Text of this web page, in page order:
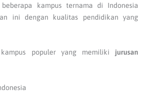
kampus ternama di Indonesia
ini dengan kualitas pendidikan yang
populer yang memiliki jurusan